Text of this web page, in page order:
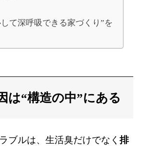
て深呼吸できる家づくり”を
は“構造の中”にある
ブルは、生活臭だけでなく 排